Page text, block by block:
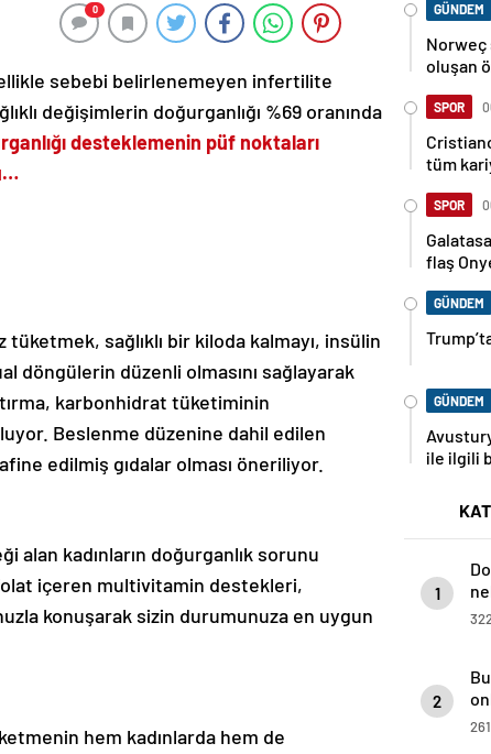
0
sebebi belirlenemeyen infertilite
değişimlerin doğurganlığı %69 oranında
desteklemenin püf noktaları
sağlıklı bir kiloda kalmayı, insülin
döngülerin düzenli olmasını sağlayarak
karbonhidrat tüketiminin
Beslenme düzenine dahil edilen
edilmiş gıdalar olması öneriliyor.
alan kadınların doğurganlık sorunu
folat içeren multivitamin destekleri,
konuşarak sizin durumunuza en uygun
hem kadınlarda hem de
GÜNDEM
Norweç
oluşan
SPOR
tüm
SPOR
flaş
GÜNDEM
GÜNDEM
ile ilgili
1
2